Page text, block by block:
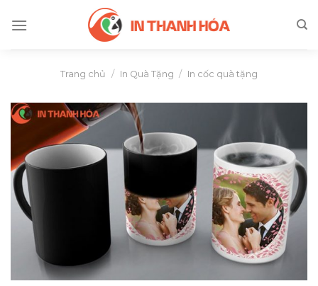
Trang chủ / In Quà Tặng / In cốc quà tặng